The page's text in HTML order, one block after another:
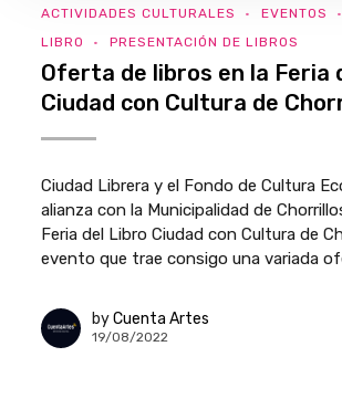
ACTIVIDADES CULTURALES EVENTOS
LIBRO
PRESENTACIÓN DE LIBROS
Oferta de libros en la Feria
Ciudad con Cultura de
Ciudad Librera y el Fondo de Cultura
alianza con la Municipalidad de
Feria del Libro Ciudad con Cultura de
evento que trae consigo una variada
by Cuenta Artes
19/08/2022